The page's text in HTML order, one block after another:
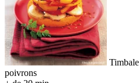
poivrons